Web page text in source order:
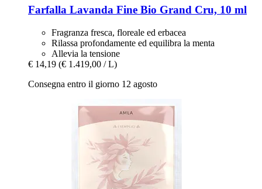
Farfalla Lavanda Fine Bio Grand Cru, 10 ml
Fragranza fresca, floreale ed erbacea
Rilassa profondamente ed equilibra la menta
Allevia la tensione
€ 14,19 (€ 1.419,00 / L)
Consegna entro il giorno 12 agosto